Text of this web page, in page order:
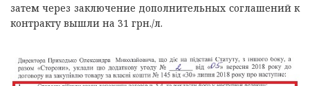
затем через заключение дополнительных соглашений к
контракту вышли на 31 грн./л.